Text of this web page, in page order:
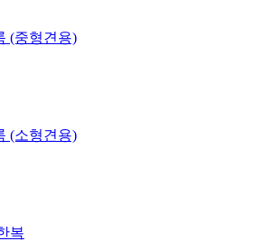
(중형견용)
(소형견용)
복